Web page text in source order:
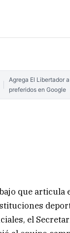
Agrega El Libertador
preferidos en Google
que articula
el